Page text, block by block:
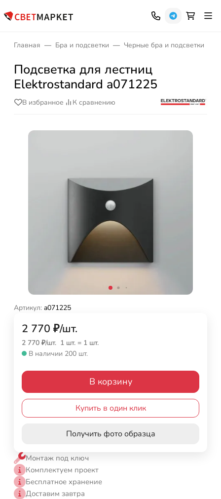
Главная Бра и подсветки Черные бра и подсветки
Подсветка для лестниц
Elektrostandard a071225
В избранное К сравнению
Артикул: a071225
2 770 ₽/шт.
2 770 ₽/шт. 1 шт. = 1 шт.
В наличии 200 шт.
В корзину
Купить в один клик
Получить фото образца
Монтаж под ключ
Комплектуем проект
Бесплатное хранение
Доставим завтра